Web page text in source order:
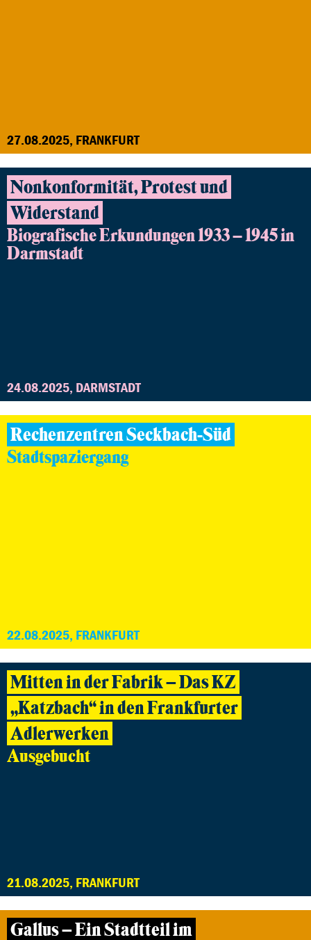
27.08.2025, FRANKFURT
Nonkonformität, Protest und
Widerstand
Biografische Erkundungen 1933 – 1945 in
Darmstadt
24.08.2025, DARMSTADT
Rechenzentren Seckbach-Süd
Stadtspaziergang
22.08.2025, FRANKFURT
Mitten in der Fabrik – Das KZ
„Katzbach“ in den Frankfurter
Adlerwerken
Ausgebucht
21.08.2025, FRANKFURT
Gallus – Ein Stadtteil im